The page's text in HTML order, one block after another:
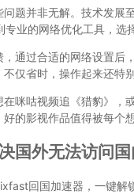
问题并非无解。技术发展
专业的网络优化工具，选
，通过合适的网络设置后
不仅省时，操作起来还特
在咪咕视频追《猎豹》，
的影视作品值得被每个
国外无法访问
回国加速器，一键解